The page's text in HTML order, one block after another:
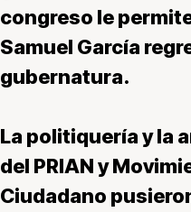
congreso le
Samuel García
gubernatura.
La politiquería y la
del PRIAN y
Ciudadano